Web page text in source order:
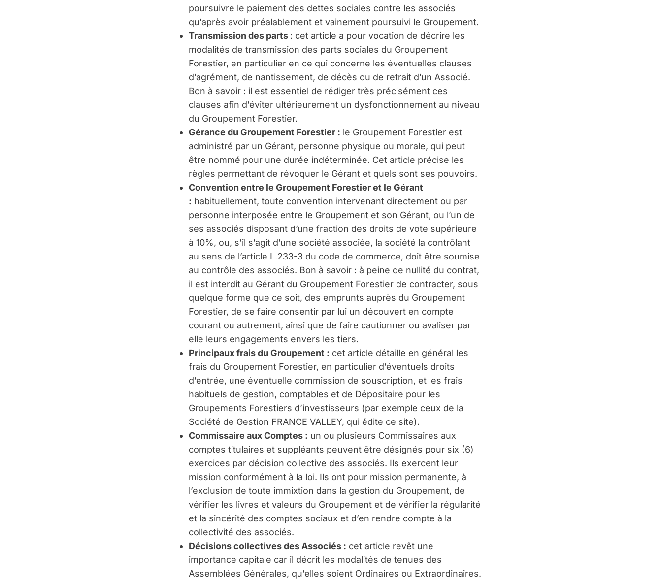
poursuivre le paiement des dettes sociales contre les associés
qu’après avoir préalablement et vainement poursuivi le Groupement.
Transmission des parts : cet article a pour vocation de décrire les
modalités de transmission des parts sociales du Groupement
Forestier, en particulier en ce qui concerne les éventuelles clauses
d’agrément, de nantissement, de décès ou de retrait d’un Associé.
Bon à savoir : il est essentiel de rédiger très précisément ces
clauses afin d’éviter ultérieurement un dysfonctionnement au niveau
du Groupement Forestier.
Gérance du Groupement Forestier : le Groupement Forestier est
administré par un Gérant, personne physique ou morale, qui peut
être nommé pour une durée indéterminée. Cet article précise les
règles permettant de révoquer le Gérant et quels sont ses pouvoirs.
Convention entre le Groupement Forestier et le Gérant
: habituellement, toute convention intervenant directement ou par
personne interposée entre le Groupement et son Gérant, ou l’un de
ses associés disposant d’une fraction des droits de vote supérieure
à 10%, ou, s’il s’agit d’une société associée, la société la contrôlant
au sens de l’article L.233-3 du code de commerce, doit être soumise
au contrôle des associés. Bon à savoir : à peine de nullité du contrat,
il est interdit au Gérant du Groupement Forestier de contracter, sous
quelque forme que ce soit, des emprunts auprès du Groupement
Forestier, de se faire consentir par lui un découvert en compte
courant ou autrement, ainsi que de faire cautionner ou avaliser par
elle leurs engagements envers les tiers.
Principaux frais du Groupement : cet article détaille en général les
frais du Groupement Forestier, en particulier d’éventuels droits
d’entrée, une éventuelle commission de souscription, et les frais
habituels de gestion, comptables et de Dépositaire pour les
Groupements Forestiers d’investisseurs (par exemple ceux de la
Société de Gestion FRANCE VALLEY, qui édite ce site).
Commissaire aux Comptes : un ou plusieurs Commissaires aux
comptes titulaires et suppléants peuvent être désignés pour six (6)
exercices par décision collective des associés. Ils exercent leur
mission conformément à la loi. Ils ont pour mission permanente, à
l’exclusion de toute immixtion dans la gestion du Groupement, de
vérifier les livres et valeurs du Groupement et de vérifier la régularité
et la sincérité des comptes sociaux et d’en rendre compte à la
collectivité des associés.
Décisions collectives des Associés : cet article revêt une
importance capitale car il décrit les modalités de tenues des
Assemblées Générales, qu’elles soient Ordinaires ou Extraordinaires.